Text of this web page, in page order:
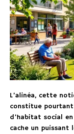
L’alinéa, cette
constitue
d’habitat social
cache un puissant